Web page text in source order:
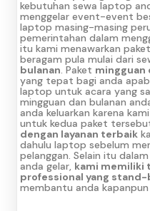
kebutuhan sewa laptop
menggelar event-event
laptop masing-masing
pemerintahan dalam
itu kami menawarkan
beragam pula mulai dari
bulanan. Paket mingguan
yang tepat bagi anda
laptop untuk acara yang
mingguan dan bulanan
anda keluarkan karena
untuk kedua paket
dengan layanan terbaik
dahulu laptop sebelum
pelanggan. Selain itu
anda gelar, kami memiliki
professional yang stand-
membantu anda